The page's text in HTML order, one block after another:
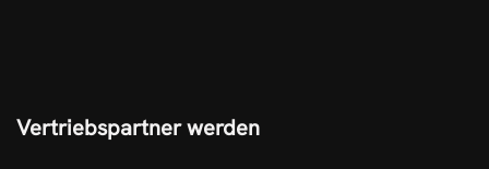
Vertriebspartner werden